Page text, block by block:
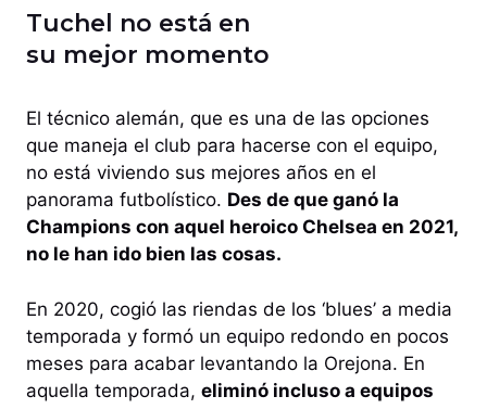
Tuchel no está en
su mejor momento
El técnico alemán, que es una de las opciones
que maneja el club para hacerse con el equipo,
no está viviendo sus mejores años en el
panorama futbolístico. Des de que ganó la
Champions con aquel heroico Chelsea en 2021,
no le han ido bien las cosas.
En 2020, cogió las riendas de los ‘blues’ a media
temporada y formó un equipo redondo en pocos
meses para acabar levantando la Orejona. En
aquella temporada, eliminó incluso a equipos